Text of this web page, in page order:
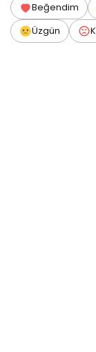
Beğendim
Üzgün